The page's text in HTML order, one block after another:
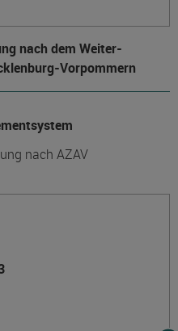
nach dem Weiter­
Vorpommern
nach AZAV